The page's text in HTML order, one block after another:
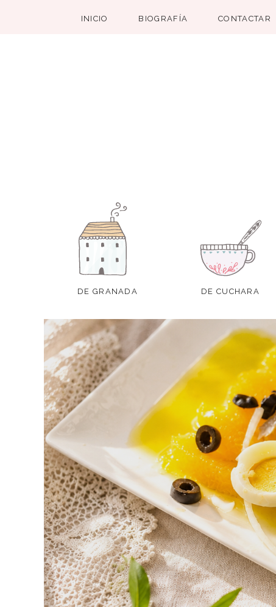
INICIO BIOGRAFÍA CONTACTAR
DE GRANADA DE CUCHARA